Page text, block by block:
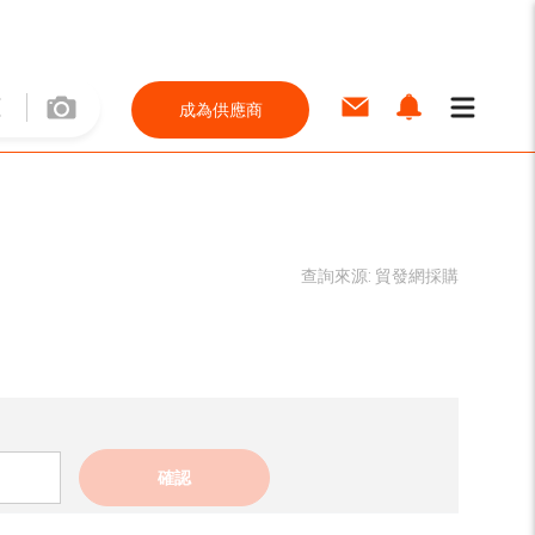
成為供應商
查詢來源: 貿發網採購
確認